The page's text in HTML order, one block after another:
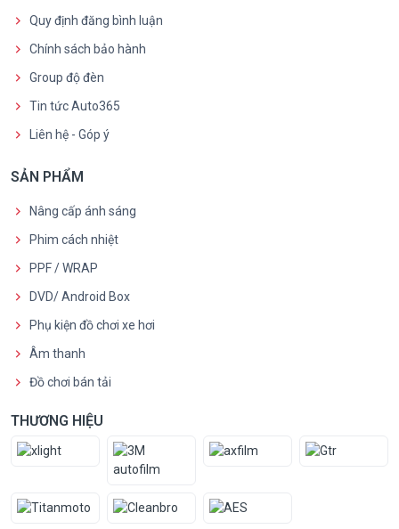
Quy định đăng bình luận
Chính sách bảo hành
Group độ đèn
Tin tức Auto365
Liên hệ - Góp ý
SẢN PHẨM
Nâng cấp ánh sáng
Phim cách nhiệt
PPF / WRAP
DVD/ Android Box
Phụ kiện đồ chơi xe hơi
Âm thanh
Đồ chơi bán tải
THƯƠNG HIỆU